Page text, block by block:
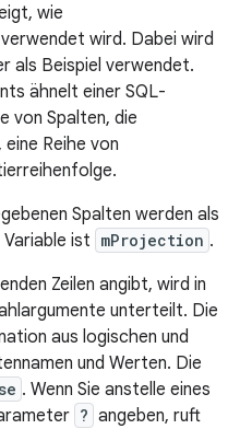
wie
verwendet wird. Dabei wird
als Beispiel verwendet.
ähnelt einer SQL-
von Spalten, die
Reihe von
Spalten werden als
ist mProjection .
Zeilen angibt, wird in
unterteilt. Die
aus logischen und
und Werten. Die
. Wenn Sie anstelle eines
? angeben, ruft